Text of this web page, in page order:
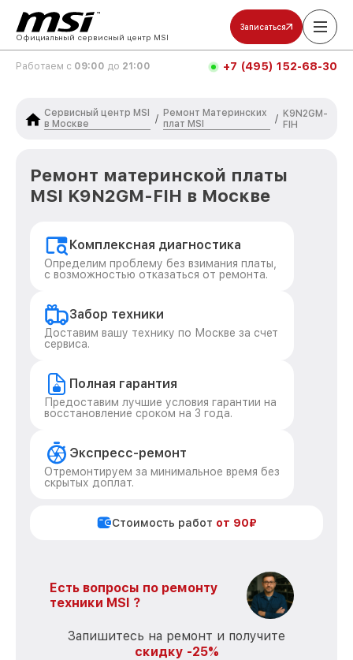
Официальный сервисный центр MSI
Записаться
Работаем с 09:00 до 21:00 +7 (495) 152-68-30
Сервисный центр MSI
в Москве
/
Ремонт Материнских
плат MSI
/ K9N2GM-
FIH
Ремонт материнской платы
MSI K9N2GM-FIH в Москве
Комплексная диагностика
Определим проблему без взимания платы,
с возможностью отказаться от ремонта.
Забор техники
Доставим вашу технику по Москве за счет
сервиса.
Полная гарантия
Предоставим лучшие условия гарантии на
восстановление сроком на 3 года.
Экспресс-ремонт
Отремонтируем за минимальное время без
скрытых доплат.
Стоимость работ от 90₽
Есть вопросы по ремонту
техники MSI ?
Запишитесь на ремонт и получите
скидку -25%